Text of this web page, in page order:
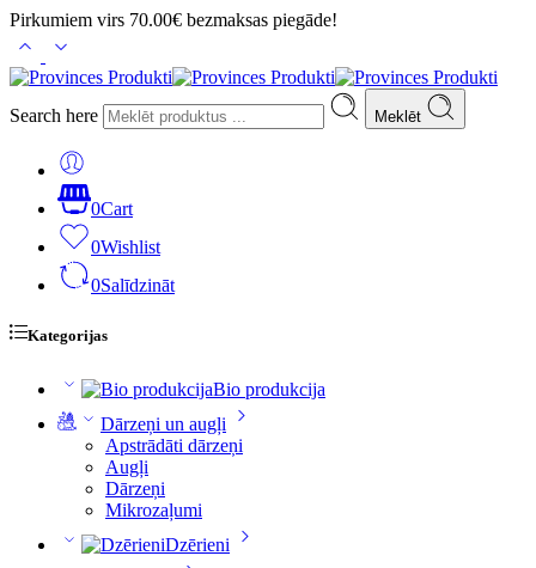
Pirkumiem virs 70.00€ bezmaksas piegāde!
Search here Meklēt
0Cart
0Wishlist
0Salīdzināt
Kategorijas
Bio produkcija
Dārzeņi un augļi
Apstrādāti dārzeņi
Augļi
Dārzeņi
Mikrozaļumi
Dzērieni